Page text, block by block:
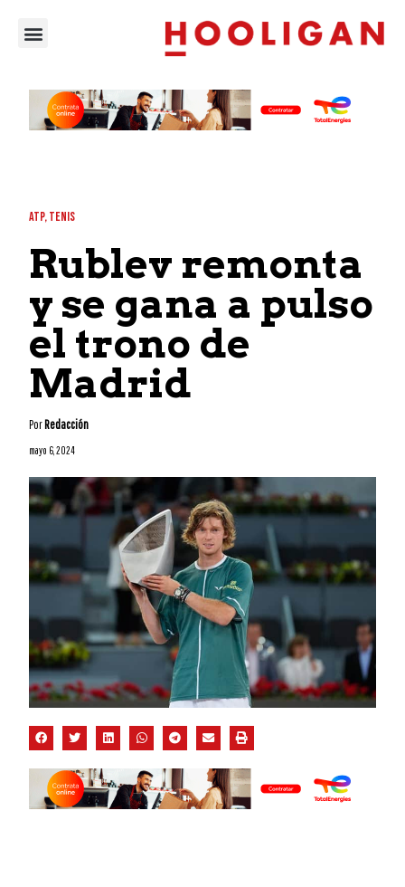
ATP,TENIS
Rublev remonta
y se gana a pulso
el trono de
Madrid
PorRedacción
mayo 6, 2024